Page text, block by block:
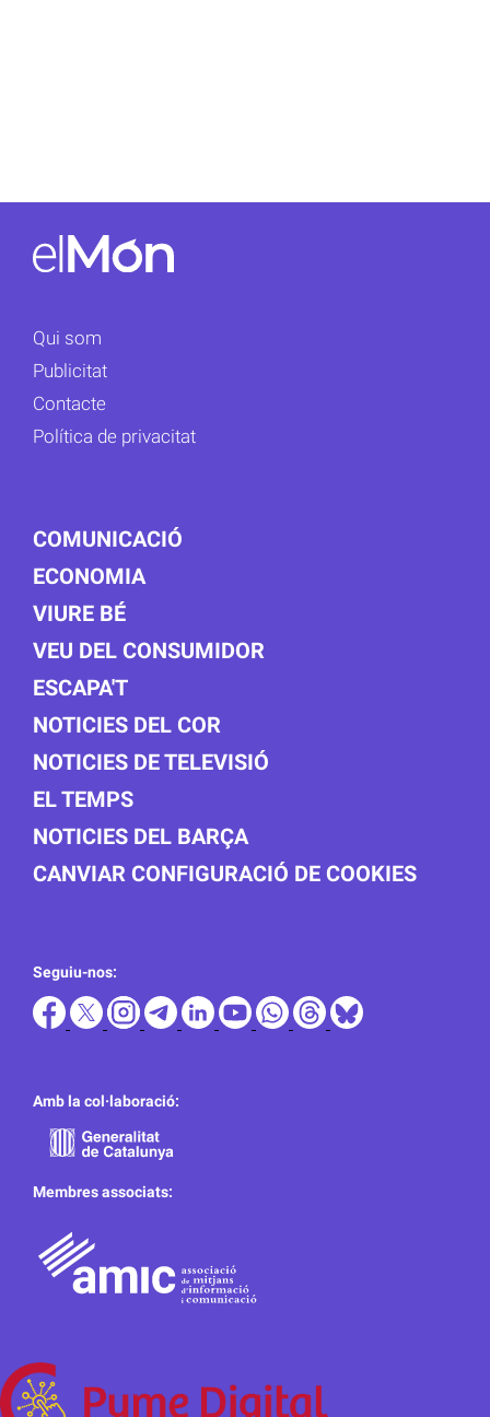
Qui som
Publicitat
Contacte
Política de privacitat
COMUNICACIÓ
ECONOMIA
VIURE BÉ
VEU DEL CONSUMIDOR
ESCAPA'T
NOTICIES DEL COR
NOTICIES DE TELEVISIÓ
EL TEMPS
NOTICIES DEL BARÇA
CANVIAR CONFIGURACIÓ DE COOKIES
Seguiu-nos:
Amb la col·laboració:
Membres associats: